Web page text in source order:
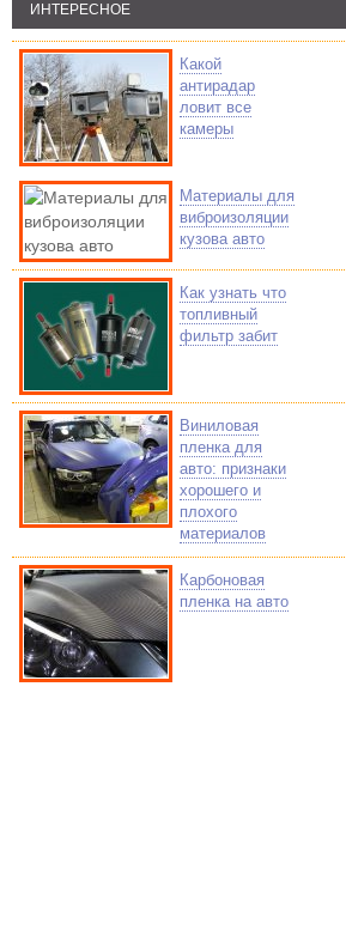
ИНТЕРЕСНОЕ
Какой
антирадар
ловит все
камеры
Материалы для
виброизоляции
кузова авто
Как узнать что
топливный
фильтр забит
Виниловая
пленка для
авто: признаки
хорошего и
плохого
материалов
Карбоновая
пленка на авто